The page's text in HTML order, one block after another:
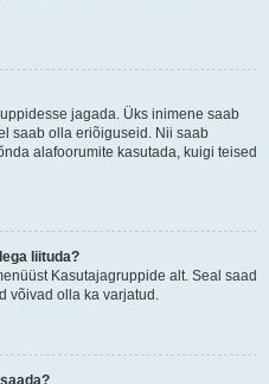
jagada. Üks inimene saab
saab olla eriõiguseid. Nii saab
alafoorumite kasutada, kuigi teised
liituda?
Kasutajagruppide alt. Seal saad
võivad olla ka varjatud.